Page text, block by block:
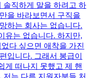
솔직하게 말을 하려고 하
을 바라보면서 구직을
하는 회사는 없습니다.
유는 없습니다. 하지만,
다 싶으면 애착을 가진
입니다. 그래서 봉급이
게 떠나지 못했고 제 핸
저는 다른 지원자분들 처